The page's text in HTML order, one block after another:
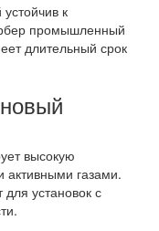
к
промышленный
длительный срок
высокую
активными газами.
установок с